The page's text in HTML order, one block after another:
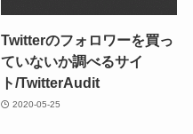
Twitterのフォロワーを買っ
ていないか調べるサイ
ト/TwitterAudit
2020-05-25